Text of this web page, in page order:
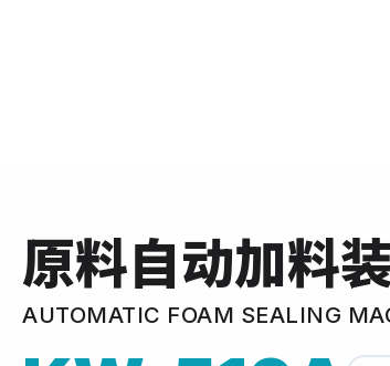
原料自动加料
AUTOMATIC FOAM SEALING